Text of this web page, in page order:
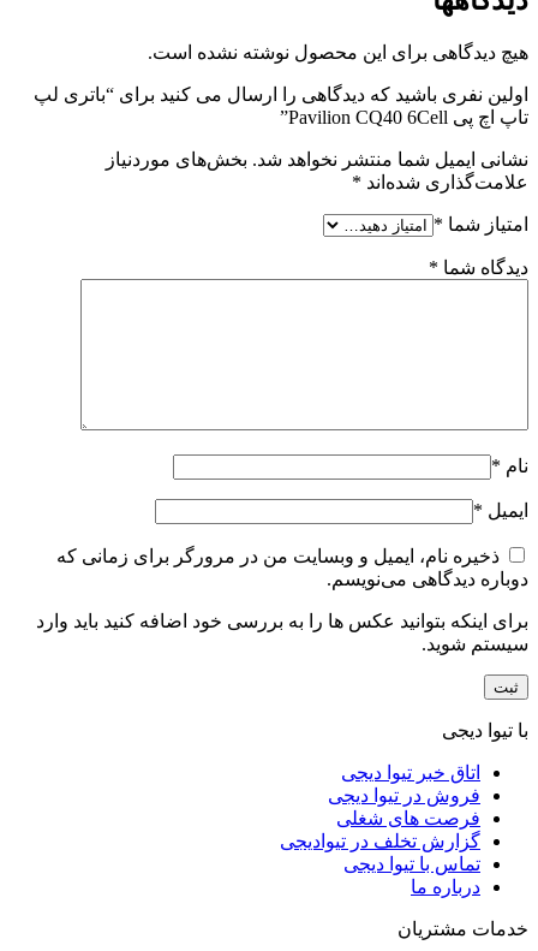
هیچ دیدگاهی برای این محصول نوشته نشده است.
اولین نفری باشید که دیدگاهی را ارسال می کنید برای “باتری لپ
تاپ اچ پی Pavilion CQ40 6Cell”
نشانی ایمیل شما منتشر نخواهد شد. بخش‌های موردنیاز
علامت‌گذاری شده‌اند *
امتیاز شما *
دیدگاه شما *
نام *
ایمیل *
ذخیره نام، ایمیل و وبسایت من در مرورگر برای زمانی که
دوباره دیدگاهی می‌نویسم.
برای اینکه بتوانید عکس ها را به بررسی خود اضافه کنید باید وارد
سیستم شوید.
با تیوا دیجی
اتاق خبر تیوا دیجی
فروش در تیوا دیجی
فرصت های شغلی
گزارش تخلف در تیوادیجی
تماس با تیوا دیجی
درباره ما
خدمات مشتریان